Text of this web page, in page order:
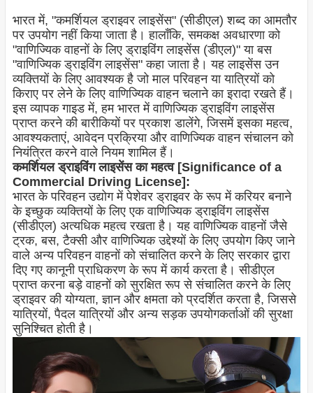
भारत में, "कमर्शियल ड्राइवर लाइसेंस" (सीडीएल) शब्द का आमतौर
पर उपयोग नहीं किया जाता है। हालाँकि, समकक्ष अवधारणा को
"वाणिज्यिक वाहनों के लिए ड्राइविंग लाइसेंस (डीएल)" या बस
"वाणिज्यिक ड्राइविंग लाइसेंस" कहा जाता है। यह लाइसेंस उन
व्यक्तियों के लिए आवश्यक है जो माल परिवहन या यात्रियों को
किराए पर लेने के लिए वाणिज्यिक वाहन चलाने का इरादा रखते हैं।
इस व्यापक गाइड में, हम भारत में वाणिज्यिक ड्राइविंग लाइसेंस
प्राप्त करने की बारीकियों पर प्रकाश डालेंगे, जिसमें इसका महत्व,
आवश्यकताएं, आवेदन प्रक्रिया और वाणिज्यिक वाहन संचालन को
नियंत्रित करने वाले नियम शामिल हैं।
कमर्शियल ड्राइविंग लाइसेंस का महत्व [Significance of a
Commercial Driving License]:
भारत के परिवहन उद्योग में पेशेवर ड्राइवर के रूप में करियर बनाने
के इच्छुक व्यक्तियों के लिए एक वाणिज्यिक ड्राइविंग लाइसेंस
(सीडीएल) अत्यधिक महत्व रखता है। यह वाणिज्यिक वाहनों जैसे
ट्रक, बस, टैक्सी और वाणिज्यिक उद्देश्यों के लिए उपयोग किए जाने
वाले अन्य परिवहन वाहनों को संचालित करने के लिए सरकार द्वारा
दिए गए कानूनी प्राधिकरण के रूप में कार्य करता है। सीडीएल
प्राप्त करना बड़े वाहनों को सुरक्षित रूप से संचालित करने के लिए
ड्राइवर की योग्यता, ज्ञान और क्षमता को प्रदर्शित करता है, जिससे
यात्रियों, पैदल यात्रियों और अन्य सड़क उपयोगकर्ताओं की सुरक्षा
सुनिश्चित होती है।